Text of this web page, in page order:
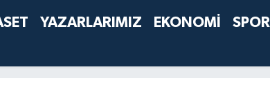
YAZARLARIMIZ EKONOMİ SPOR